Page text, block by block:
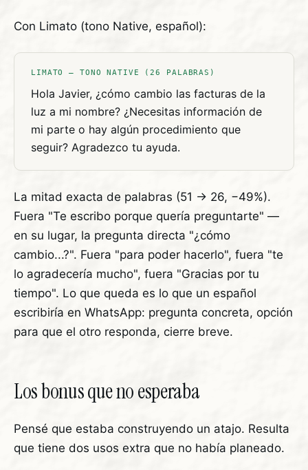
Con Limato (tono Native, español):
LIMATO — TONO NATIVE (26 PALABRAS)
Hola Javier, ¿cómo cambio las facturas de la
luz a mi nombre? ¿Necesitas información de
mi parte o hay algún procedimiento que
seguir? Agradezco tu ayuda.
La mitad exacta de palabras (51 → 26, −49%).
Fuera "Te escribo porque quería preguntarte" —
en su lugar, la pregunta directa "¿cómo
cambio...?". Fuera "para poder hacerlo", fuera "te
lo agradecería mucho", fuera "Gracias por tu
tiempo". Lo que queda es lo que un español
escribiría en WhatsApp: pregunta concreta, opción
para que el otro responda, cierre breve.
Los bonus que no esperaba
Pensé que estaba construyendo un atajo. Resulta
que tiene dos usos extra que no había planeado.